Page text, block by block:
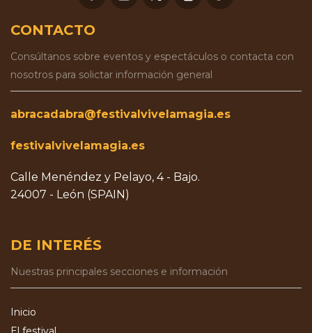
CONTACTO
Consúltanos sobre eventos y espectáculos o contacta con
nosotros para solictar información general
abracadabra@festivalvivelamagia.es
festivalvivelamagia.es
Calle Menéndez y Pelayo, 4 - Bajo.
24007 - León (SPAIN)
DE INTERÉS
Nuestras principales secciones e información
Inicio